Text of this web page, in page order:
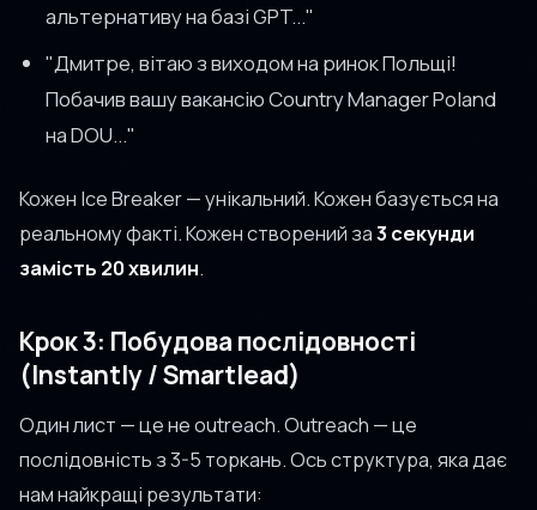
альтернативу на базі GPT..."
"Дмитре, вітаю з виходом на ринок Польщі!
Побачив вашу вакансію Country Manager Poland
на DOU..."
Кожен Ice Breaker — унікальний. Кожен базується на
реальному факті. Кожен створений за3 секунди
замість 20 хвилин.
Крок 3: Побудова послідовності
(Instantly / Smartlead)
Один лист — це не outreach. Outreach — це
послідовність з 3-5 торкань. Ось структура, яка дає
нам найкращі результати: